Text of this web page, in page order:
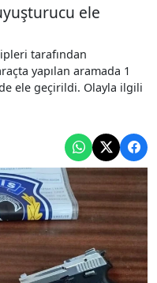
ele
tarafından
yapılan aramada 1
ele geçirildi. Olayla ilgili